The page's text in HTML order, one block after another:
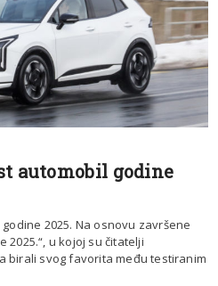
automobil godine
2025. Na osnovu završene
2025.“, u kojoj su čitatelji
birali svog favorita među testiranim